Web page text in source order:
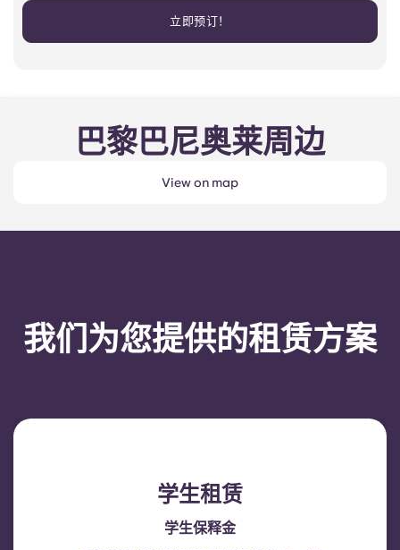
立即预订！
巴黎巴尼奥莱周边
View on map
我们为您提供的租赁方案
学生租赁
学生保释金